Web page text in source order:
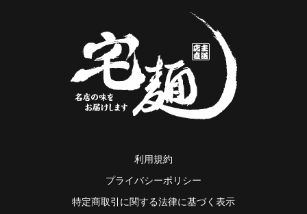
利用規約
プライバシーポリシー
特定商取引に関する法律に基づく表示